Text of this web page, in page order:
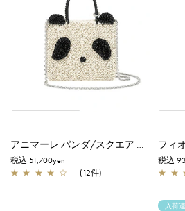
アニマーレ パンダ/スクエア スモール/エナメルブラック×マットホワイト
税込 51,700yen
★ ★ ★ ★ ☆ (12件)
税込
★ ★
入荷